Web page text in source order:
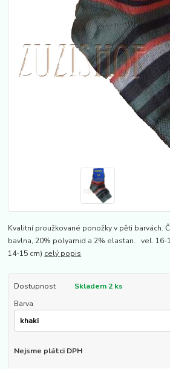
Kvalitní proužkované ponožky v pěti barvách.
bavlna, 20% polyamid a 2% elastan. vel. 16-
14-15 cm) celý popis
Dostupnost
Skladem 2 ks
Barva
Nejsme plátci DPH